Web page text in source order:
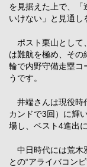
を見据えた上で、「
いけない」と見通し
ポスト栗山として
は難航を極め、その
輪で内野守備走塁コ
うです。
井端さんは現役時
カンドで3回）に輝
場し、ベスト4進出
中日時代には荒木
との“アライバコン